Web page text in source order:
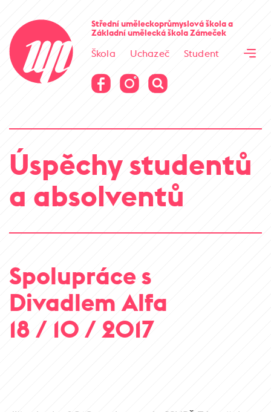
Střední uměleckoprůmyslová školaa
Základní umělecká školaZámeček
Škola Uchazeč
Student
Virtuální prohlídka
Virtuální prohlídka
Úspěchy studentů
a absolventů
Spolupráce s
Divadlem Alfa
18 / 10 / 2017